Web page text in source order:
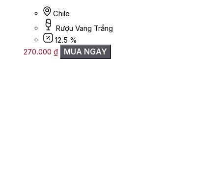
Chile
Rượu Vang Trắng
12.5 %
270.000 ₫ MUA NGAY